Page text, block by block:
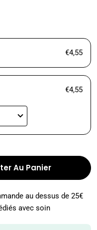
€4,55
€4,55
CHAMPIGNON DE
Pour
Au Panier
au dessus de 25€
avec soin